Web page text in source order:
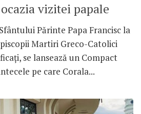
vizitei papale
Părinte Papa Francisc la
Martiri Greco-Catolici
se lansează un Compact
pe care Corala...